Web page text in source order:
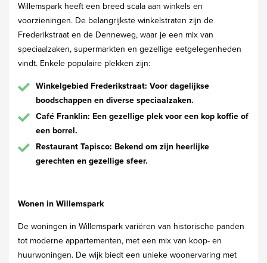
Willemspark heeft een breed scala aan winkels en
voorzieningen. De belangrijkste winkelstraten zijn de
Frederikstraat en de Denneweg, waar je een mix van
speciaalzaken, supermarkten en gezellige eetgelegenheden
vindt. Enkele populaire plekken zijn:
Winkelgebied Frederikstraat: Voor dagelijkse
boodschappen en diverse speciaalzaken.
Café Franklin: Een gezellige plek voor een kop koffie of
een borrel.
Restaurant Tapisco: Bekend om zijn heerlijke
gerechten en gezellige sfeer.
Wonen in Willemspark
De woningen in Willemspark variëren van historische panden
tot moderne appartementen, met een mix van koop- en
huurwoningen. De wijk biedt een unieke woonervaring met